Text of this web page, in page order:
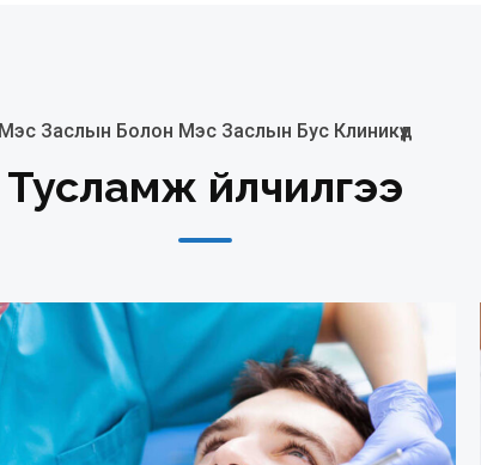
Мэс Заслын Болон Мэс Заслын Бус Клиникүүд
Тусламж Үйлчилгээ